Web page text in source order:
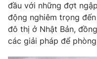
đầu với những đợt
động nghiêm trọng
đô thị ở Nhật Bản,
các giải pháp để